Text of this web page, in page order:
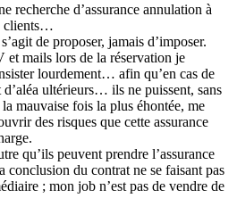
recherche d’assurance annulation à
clients…
de proposer, jamais d’imposer.
et mails lors de la réservation je
lourdement… afin qu’en cas de
d’aléa ultérieurs… ils ne puissent, sans
mauvaise fois la plus éhontée, me
des risques que cette assurance
qu’ils peuvent prendre l’assurance
conclusion du contrat ne se faisant pas
; mon job n’est pas de vendre de